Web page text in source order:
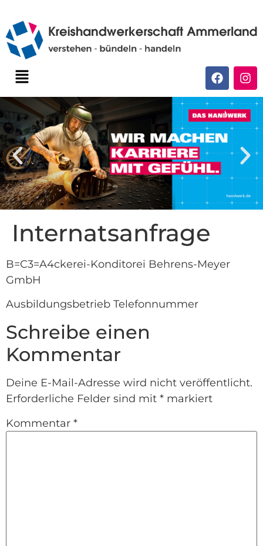
Internatsanfrage
B=C3=A4ckerei-Konditorei Behrens-Meyer
GmbH
Ausbildungsbetrieb Telefonnummer
Schreibe einen
Kommentar
Deine E-Mail-Adresse wird nicht veröffentlicht.
Erforderliche Felder sind mit * markiert
Kommentar *